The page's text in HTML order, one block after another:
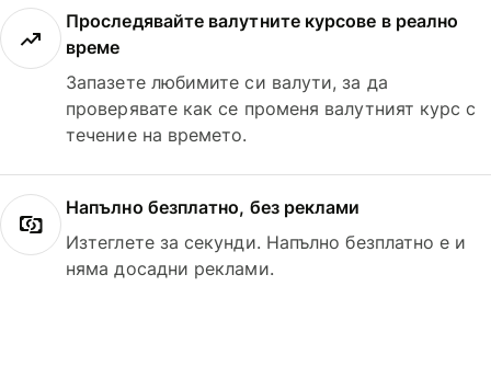
Проследявайте валутните курсове в реално
време
Запазете любимите си валути, за да
проверявате как се променя валутният курс с
течение на времето.
Напълно безплатно, без реклами
Изтеглете за секунди. Напълно безплатно е и
няма досадни реклами.